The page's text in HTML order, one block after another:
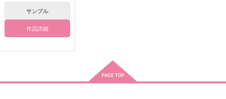
サンプル
作品詳細
消えもの
芸能パロうれんの合同
これは俺の友達の話な
サンプル
作品詳細